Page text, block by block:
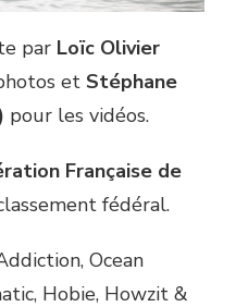
par Loïc Olivier
et Stéphane
pour les vidéos.
Française de
fédéral.
Ocean
Hobie, Howzit &